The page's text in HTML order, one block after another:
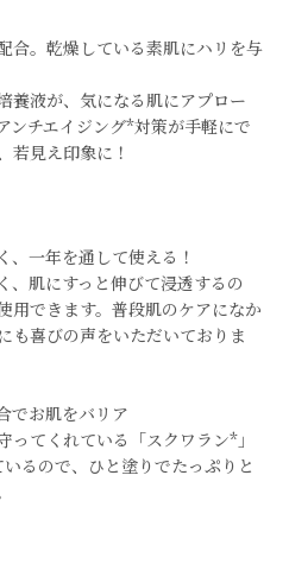
合。乾燥している素肌にハリを与
養液が、気になる肌にアプロー
ンチエイジング*対策が手軽にで
若見え印象に！
一年を通して使える！
、肌にすっと伸びて浸透するの
用できます。普段肌のケアになか
も喜びの声をいただいておりま
でお肌をバリア
てくれている「スクワラン*」
るので、ひと塗りでたっぷりと